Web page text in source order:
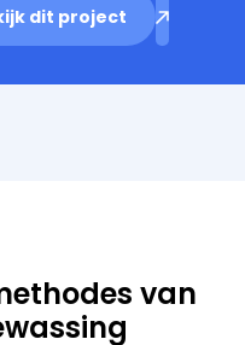
dit project
van